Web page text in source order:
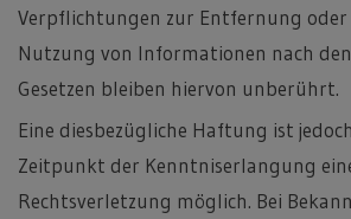
Verpflichtungen zur Entfernung
Nutzung von Informationen nach
Gesetzen bleiben hiervon unberührt.
Eine diesbezügliche Haftung ist
Zeitpunkt der Kenntniserlangung
Rechtsverletzung möglich. Bei